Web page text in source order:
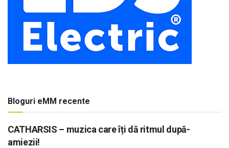
Bloguri eMM recente
CATHARSIS – muzica care îți dă ritmul după-
amiezii!